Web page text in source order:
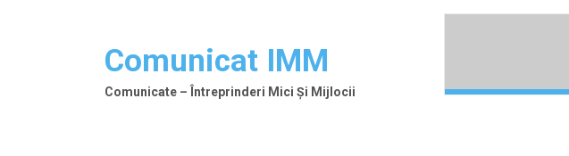
Comunicat IMM
Comunicate – Întreprinderi Mici Și Mijlocii